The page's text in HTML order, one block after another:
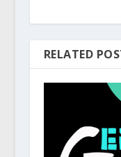
RELATED